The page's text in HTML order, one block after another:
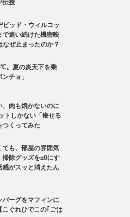
伝授
ビッド・ウィルコッ
で追い続けた機密映
なぜ止まったのか？
。夏の炎天下を乗
チョ」
、肉も焼かないのに
トしかない「痩せる
つくってみた
ても、部屋の雰囲気
掃除グッズを±0にす
感がスッと消えたん
バーグをマフィンに
こぐれひでこの｢ごは